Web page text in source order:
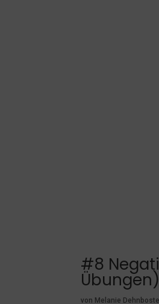
#8
Übungen)
von Melanie Dehnbostel